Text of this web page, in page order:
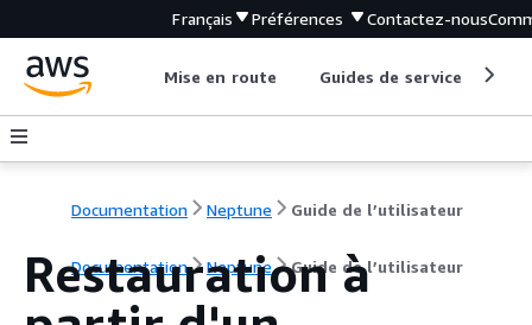
Français Préférences Contactez-nous
Mise en route Guides de service
Documentation Neptune Guide de l’utilisateur
Documentation Neptune Guide de l’utilisateur
Restauration à